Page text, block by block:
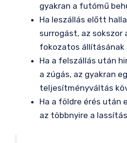
gyakran a futómű
Ha leszállás előtt
surrogást, az sokszor
fokozatos állításának
Ha a felszállás után
a zúgás, az gyakran
teljesítményváltás
Ha a földre érés után
az többnyire a